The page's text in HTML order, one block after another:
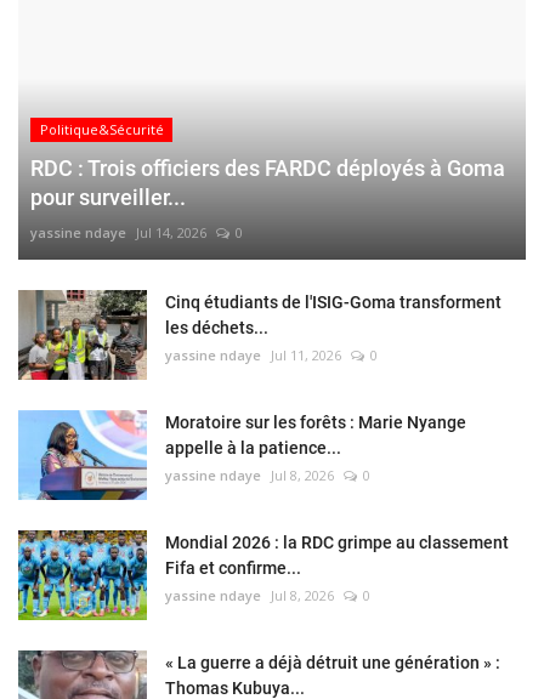
Politique&Sécurité
RDC : Trois officiers des FARDC déployés à Goma
pour surveiller...
yassine ndaye Jul 14, 2026 0
Cinq étudiants de l'ISIG-Goma transforment
les déchets...
yassine ndaye Jul 11, 2026 0
Moratoire sur les forêts : Marie Nyange
appelle à la patience...
yassine ndaye Jul 8, 2026 0
Mondial 2026 : la RDC grimpe au classement
Fifa et confirme...
yassine ndaye Jul 8, 2026 0
« La guerre a déjà détruit une génération » :
Thomas Kubuya...